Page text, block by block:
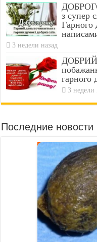
з супер
Гарного
3 недели назад
3 недели
Последние новости